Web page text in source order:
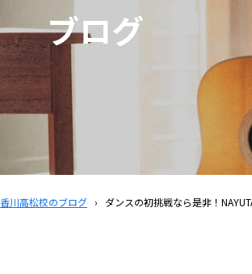
ブログ
香川高松校のブログ ›
ダンスの初挑戦なら是非！